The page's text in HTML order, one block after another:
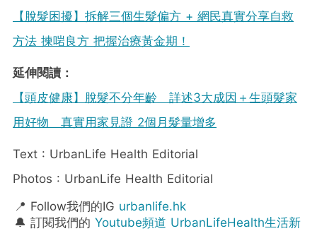
【脫髮困擾】拆解三個生髮偏方 + 網民真實分享自救
方法 揀啱良方 把握治療黃金期！
延伸閱讀：
【頭皮健康】脫髮不分年齡 詳述3大成因＋生頭髮家
用好物 真實用家見證 2個月髮量增多
Text : UrbanLife Health Editorial
Photos : UrbanLife Health Editorial
📍 Follow我們的IG urbanlife.hk
🔔 訂閱我們的 Youtube頻道 UrbanLifeHealth生活新